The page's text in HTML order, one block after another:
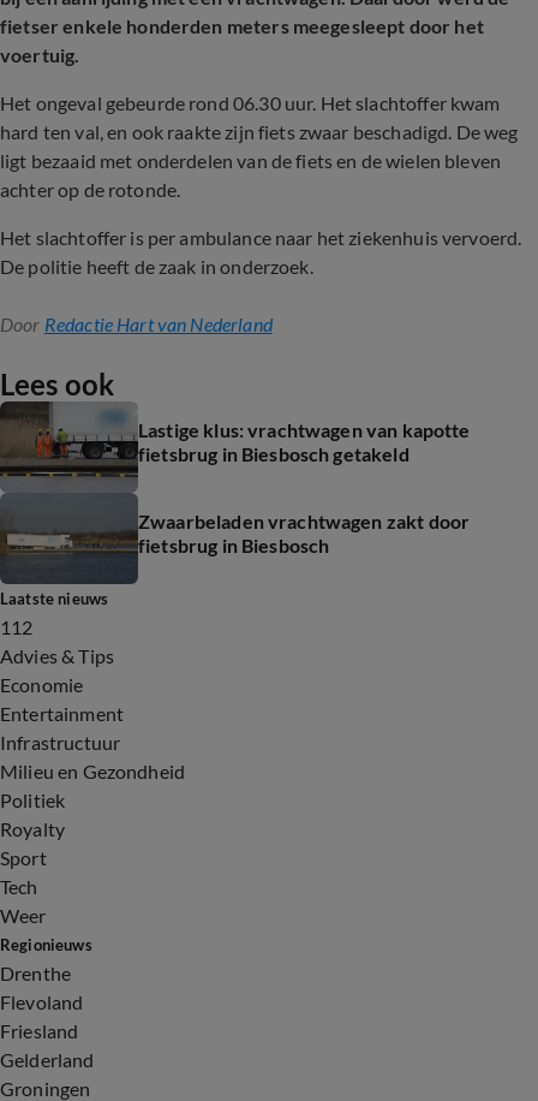
fietser enkele honderden meters meegesleept door het
voertuig.
Het ongeval gebeurde rond 06.30 uur. Het slachtoffer kwam
hard ten val, en ook raakte zijn fiets zwaar beschadigd. De weg
ligt bezaaid met onderdelen van de fiets en de wielen bleven
achter op de rotonde.
Het slachtoffer is per ambulance naar het ziekenhuis vervoerd.
De politie heeft de zaak in onderzoek.
Door Redactie Hart van Nederland
Lees ook
Lastige klus: vrachtwagen van kapotte
fietsbrug in Biesbosch getakeld
Zwaarbeladen vrachtwagen zakt door
fietsbrug in Biesbosch
Laatste nieuws
112
Advies & Tips
Economie
Entertainment
Infrastructuur
Milieu en Gezondheid
Politiek
Royalty
Sport
Tech
Weer
Regionieuws
Drenthe
Flevoland
Friesland
Gelderland
Groningen